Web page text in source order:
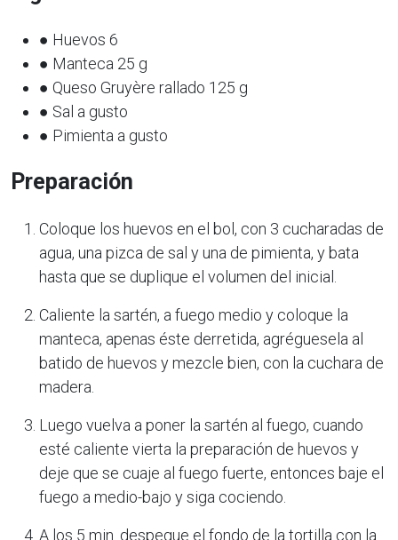
● Huevos 6
● Manteca 25 g
● Queso Gruyère rallado 125 g
● Sal a gusto
● Pimienta a gusto
Preparación
Coloque los huevos en el bol, con 3 cucharadas de
agua, una pizca de sal y una de pimienta, y bata
hasta que se duplique el volumen del inicial.
Caliente la sartén, a fuego medio y coloque la
manteca, apenas éste derretida, agréguesela al
batido de huevos y mezcle bien, con la cuchara de
madera.
Luego vuelva a poner la sartén al fuego, cuando
esté caliente vierta la preparación de huevos y
deje que se cuaje al fuego fuerte, entonces baje el
fuego a medio-bajo y siga cociendo.
A los 5 min. despegue el fondo de la tortilla con la